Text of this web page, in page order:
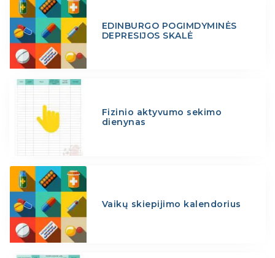
EDINBURGO POGIMDYMINĖS
DEPRESIJOS SKALĖ
Fizinio aktyvumo sekimo
dienynas
Vaikų skiepijimo kalendorius